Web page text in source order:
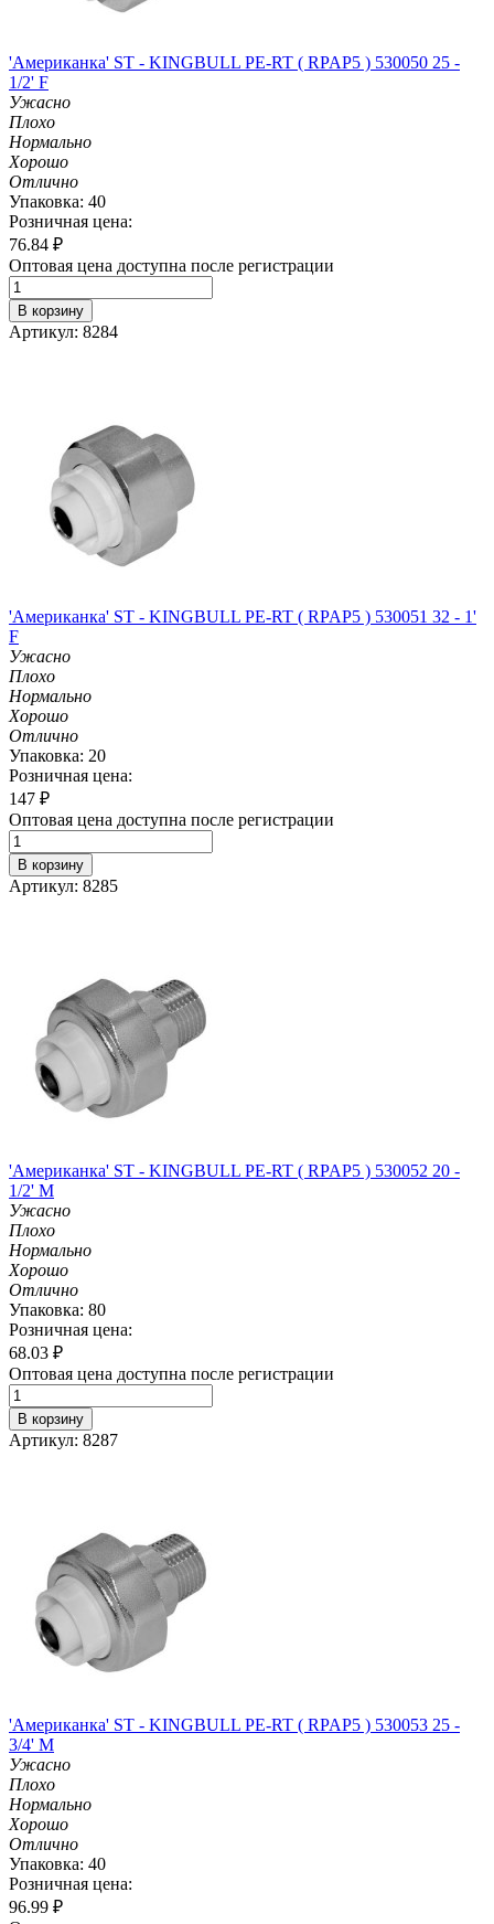
'Американка' ST - KINGBULL PE-RT ( RPAP5 ) 530050 25 -
1/2' F
Ужасно
Плохо
Нормально
Хорошо
Отлично
Упаковка: 40
Розничная цена:
76.84 ₽
Оптовая цена доступна после регистрации
В корзину
Артикул: 8284
'Американка' ST - KINGBULL PE-RT ( RPAP5 ) 530051 32 - 1'
F
Ужасно
Плохо
Нормально
Хорошо
Отлично
Упаковка: 20
Розничная цена:
147 ₽
Оптовая цена доступна после регистрации
В корзину
Артикул: 8285
'Американка' ST - KINGBULL PE-RT ( RPAP5 ) 530052 20 -
1/2' M
Ужасно
Плохо
Нормально
Хорошо
Отлично
Упаковка: 80
Розничная цена:
68.03 ₽
Оптовая цена доступна после регистрации
В корзину
Артикул: 8287
'Американка' ST - KINGBULL PE-RT ( RPAP5 ) 530053 25 -
3/4' M
Ужасно
Плохо
Нормально
Хорошо
Отлично
Упаковка: 40
Розничная цена:
96.99 ₽